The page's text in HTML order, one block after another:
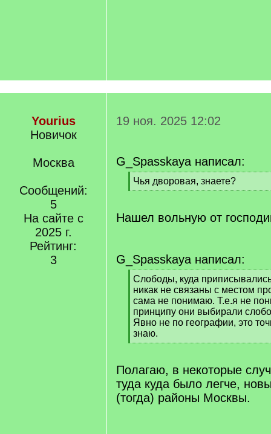
Yourius
Новичок
Москва
Сообщений:
5
На сайте с
2025 г.
Рейтинг:
3
19 ноя. 2025 12:02
G_Spasskaya написал:
[
q
Чья дворовая, знаете?
[
q
]
Нашел вольную от
G_Spasskaya написал:
[
q
]
Слободы, куда
никак не связаны с местом
сама не понимаю. Т.е.я не
принципу они выбирали
Явно не по географии, это
знаю.
[
q
]
Полагаю, в некоторые
туда куда было легче,
(тогда) районы Москвы.